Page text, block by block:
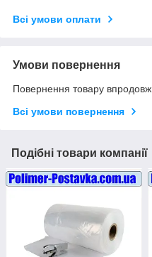
Всі умови оплати
Умови повернення
Повернення товару
Всі умови повернення
Подібні товари компанії